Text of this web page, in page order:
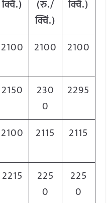
क्विं.)
(रु./
क्विं.)
क्विं.)
2100 2100 2100
2150
230
0
2295
2100 2115 2115
2215
225
0
225
0